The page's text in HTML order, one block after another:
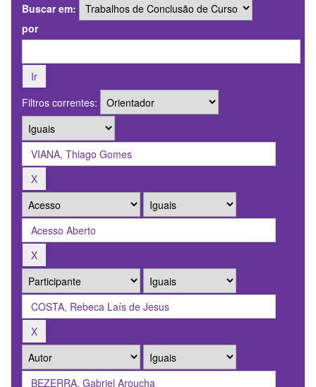
Buscar em:
por
Filtros correntes: